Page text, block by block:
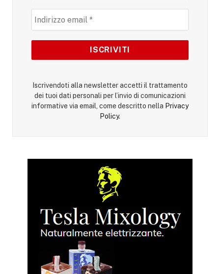
Iscrivendoti alla newsletter accetti il trattamento
dei tuoi dati personali per l’invio di comunicazioni
informative via email, come descritto nella Privacy
Policy.